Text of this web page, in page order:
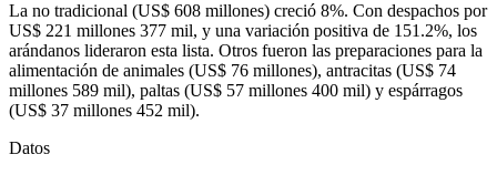
La no tradicional (US$ 608 millones) creció 8%. Con despachos por
US$ 221 millones 377 mil, y una variación positiva de 151.2%, los
arándanos lideraron esta lista. Otros fueron las preparaciones para la
alimentación de animales (US$ 76 millones), antracitas (US$ 74
millones 589 mil), paltas (US$ 57 millones 400 mil) y espárragos
(US$ 37 millones 452 mil).
Datos